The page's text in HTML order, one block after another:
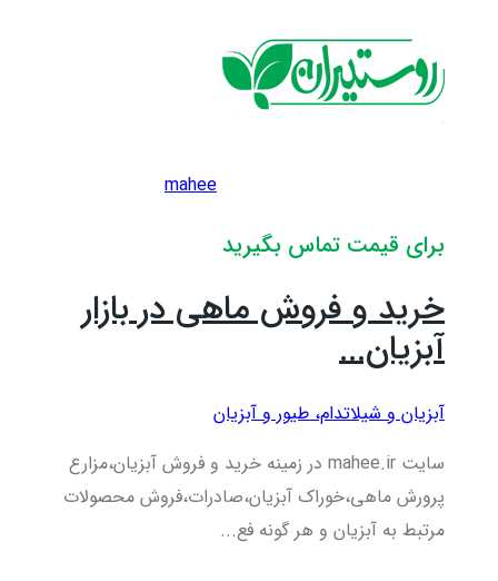
mahee
برای قیمت تماس بگیرید
خرید و فروش ماهی در بازار
آبزیان...
آبزیان و شیلاتدام، طیور و آبزیان
سایت mahee.ir در زمینه خرید و فروش آبزیان،مزارع
پرورش ماهی،خوراک آبزیان،صادرات،فروش محصولات
مرتبط به آبزیان و هر گونه فع...